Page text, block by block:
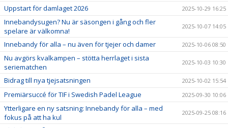
Uppstart för damlaget 2026 2025-10-29 16:25
Innebandysugen? Nu är säsongen i gång och fler
spelare är välkomna!
2025-10-07 14:05
Innebandy för alla – nu även för tjejer och damer 2025-10-06 08:50
Nu avgörs kvalkampen – stötta herrlaget i sista
seriematchen
2025-10-03 10:30
Bidrag till nya tjejsatsningen 2025-10-02 15:54
Premiärsuccé för TIF i Swedish Padel League 2025-09-30 10:06
Ytterligare en ny satsning: Innebandy för alla – med
fokus på att ha kul
2025-09-25 08:16